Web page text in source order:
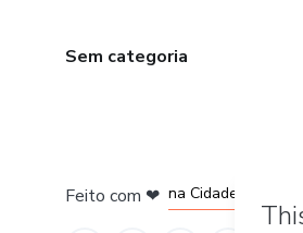
Sem categoria
Feito com ❤
em Belo Horizonte
na Cidade do México